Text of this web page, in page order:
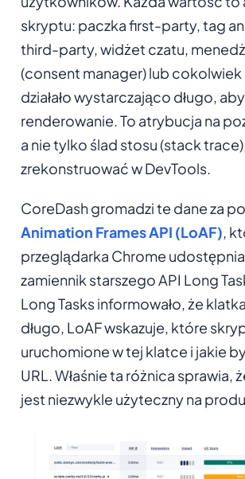
skryptu: paczka first-party, tag
third-party, widżet czatu,
(consent manager) lub
działało wystarczająco długo,
renderowanie. To atrybucja na
a nie tylko ślad stosu (stack
zrekonstruować w DevTools.
CoreDash gromadzi te dane za
Animation Frames API (LoAF) ,
przeglądarka Chrome
zamiennik starszego API Long
Long Tasks informowało, że
długo, LoAF wskazuje, które
uruchomione w tej klatce i jakie
URL. Właśnie ta różnica sprawia,
jest niezwykle użyteczny na